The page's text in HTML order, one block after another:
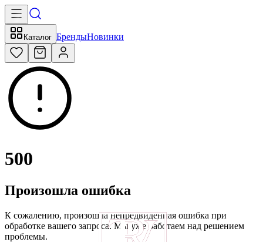
Каталог БрендыНовинки
500
Произошла ошибка
К сожалению, произошла непредвиденная ошибка при
обработке вашего запроса. Мы уже работаем над решением
проблемы.